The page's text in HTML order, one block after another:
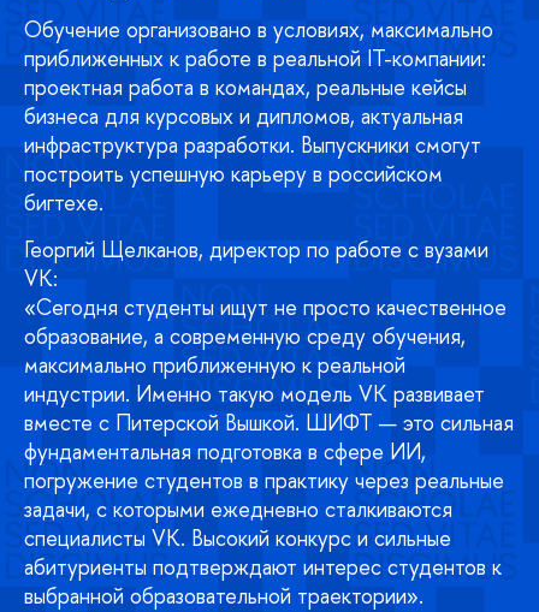
Обучение организовано в условиях, максимально
приближенных к работе в реальной IT-компании:
проектная работа в командах, реальные кейсы
бизнеса для курсовых и дипломов, актуальная
инфраструктура разработки. Выпускники смогут
построить успешную карьеру в российском
бигтехе.
Георгий Щелканов, директор по работе с вузами
VK:
«Сегодня студенты ищут не просто качественное
образование, а современную среду обучения,
максимально приближенную к реальной
индустрии. Именно такую модель VK развивает
вместе с Питерской Вышкой. ШИФТ — это сильная
фундаментальная подготовка в сфере ИИ,
погружение студентов в практику через реальные
задачи, с которыми ежедневно сталкиваются
специалисты VK. Высокий конкурс и сильные
абитуриенты подтверждают интерес студентов к
выбранной образовательной траектории».